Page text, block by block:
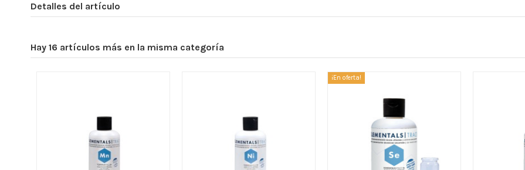
Detalles del artículo
Hay 16 artículos más en la misma categoría
¡En oferta!